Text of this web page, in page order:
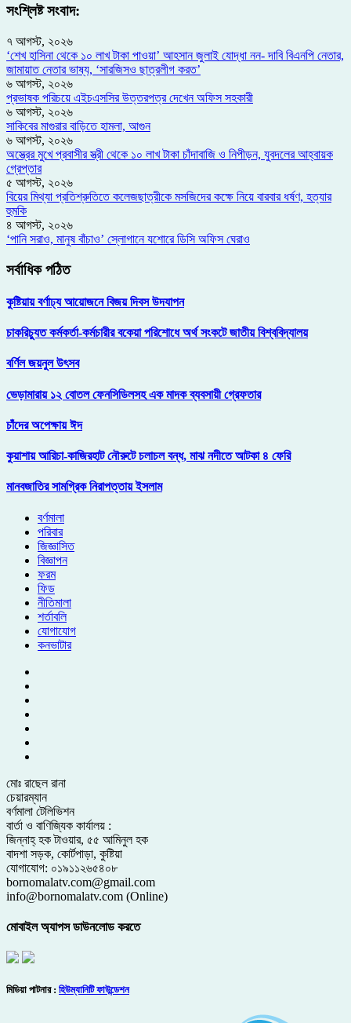
সংশ্লিষ্ট সংবাদ:
৭ আগস্ট, ২০২৬
‘শেখ হাসিনা থেকে ১০ লাখ টাকা পাওয়া’ আহসান জুলাই যোদ্ধা নন- দাবি বিএনপি নেতার,
জামায়াত নেতার ভাষ্য, ‘সারজিসও ছাত্রলীগ করত’
৬ আগস্ট, ২০২৬
প্রভাষক পরিচয়ে এইচএসসির উত্তরপত্র দেখেন অফিস সহকারী
৬ আগস্ট, ২০২৬
সাকিবের মাগুরার বাড়িতে হামলা, আগুন
৬ আগস্ট, ২০২৬
অস্ত্রের মুখে প্রবাসীর স্ত্রী থেকে ১০ লাখ টাকা চাঁদাবাজি ও নিপীড়ন, যুবদলের আহ্বায়ক
গ্রেপ্তার
৫ আগস্ট, ২০২৬
বিয়ের মিথ্যা প্রতিশ্রুতিতে কলেজছাত্রীকে মসজিদের কক্ষে নিয়ে বারবার ধর্ষণ, হত্যার
হুমকি
৪ আগস্ট, ২০২৬
‘পানি সরাও, মানুষ বাঁচাও’ স্লোগানে যশোরে ডিসি অফিস ঘেরাও
সর্বাধিক পঠিত
কুষ্টিয়ায় বর্ণাঢ্য আয়োজনে বিজয় দিবস উদযাপন
চাকরিচ্যুত কর্মকর্তা-কর্মচারীর বকেয়া পরিশোধে অর্থ সংকটে জাতীয় বিশ্ববিদ্যালয়
বর্ণিল জয়নুল উৎসব
ভেড়ামারায় ১২ বোতল ফেনসিডিলসহ এক মাদক ব্যবসায়ী গ্রেফতার
চাঁদের অপেক্ষায় ঈদ
কুয়াশায় আরিচা-কাজিরহাট নৌরুটে চলাচল বন্ধ, মাঝ নদীতে আটকা ৪ ফেরি
মানবজাতির সামগ্রিক নিরাপত্তায় ইসলাম
বর্ণমালা
পরিবার
জিজ্ঞাসিত
বিজ্ঞাপন
ফরম
ফিড
নীতিমালা
শর্তাবলি
যোগাযোগ
কনভাটার
মোঃ রাছেল রানা
চেয়ারম্যান
বর্ণমালা টেলিভিশন
বার্তা ও বাণিজ্যিক কার্যালয় :
জিন্নাহ্ হক টাওয়ার, ৫৫ আমিনুল হক
বাদশা সড়ক, কোর্টপাড়া, কুষ্টিয়া
যোগাযোগ: ০১৯১১২৬৫৪০৮
bornomalatv.com@gmail.com
info@bornomalatv.com (Online)
মোবাইল অ্যাপস ডাউনলোড করতে
মিডিয়া পাটনার : হিউম্যানিটি ফাউন্ডেশন